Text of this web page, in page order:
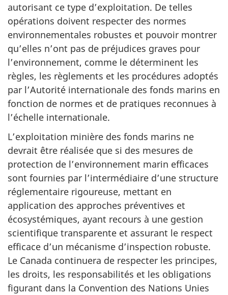
autorisant ce type d’exploitation. De telles
opérations doivent respecter des normes
environnementales robustes et pouvoir montrer
qu’elles n’ont pas de préjudices graves pour
l’environnement, comme le déterminent les
règles, les règlements et les procédures adoptés
par l’Autorité internationale des fonds marins en
fonction de normes et de pratiques reconnues à
l’échelle internationale.
L’exploitation minière des fonds marins ne
devrait être réalisée que si des mesures de
protection de l’environnement marin efficaces
sont fournies par l’intermédiaire d’une structure
réglementaire rigoureuse, mettant en
application des approches préventives et
écosystémiques, ayant recours à une gestion
scientifique transparente et assurant le respect
efficace d’un mécanisme d’inspection robuste.
Le Canada continuera de respecter les principes,
les droits, les responsabilités et les obligations
figurant dans la Convention des Nations Unies